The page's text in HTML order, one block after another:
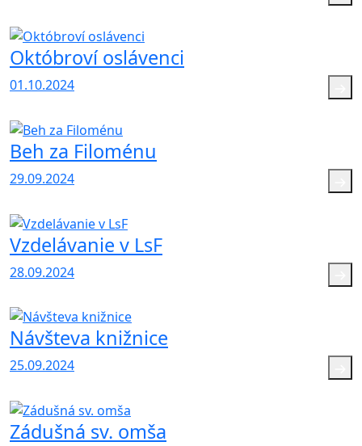
Októbroví oslávenci
01.10.2024
Beh za Filoménu
29.09.2024
Vzdelávanie v LsF
28.09.2024
Návšteva knižnice
25.09.2024
Zádušná sv. omša